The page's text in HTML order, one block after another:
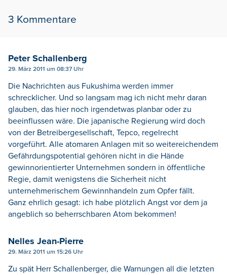
3 Kommentare
Peter Schallenberg
29. März 2011 um 08:37 Uhr
Die Nachrichten aus Fukushima werden immer
schrecklicher. Und so langsam mag ich nicht mehr daran
glauben, das hier noch irgendetwas planbar oder zu
beeinflussen wäre. Die japanische Regierung wird doch
von der Betreibergesellschaft, Tepco, regelrecht
vorgeführt. Alle atomaren Anlagen mit so weitereichendem
Gefährdungspotential gehören nicht in die Hände
gewinnorientierter Unternehmen sondern in öffentliche
Regie, damit wenigstens die Sicherheit nicht
unternehmerischem Gewinnhandeln zum Opfer fällt.
Ganz ehrlich gesagt: ich habe plötzlich Angst vor dem ja
angeblich so beherrschbaren Atom bekommen!
Nelles Jean-Pierre
29. März 2011 um 15:26 Uhr
Zu spät Herr Schallenberger, die Warnungen all die letzten